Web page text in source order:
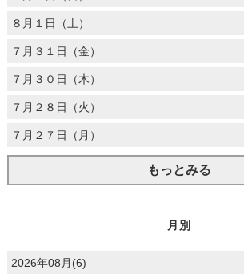
８月１日（土）
７月３１日（金）
７月３０日（木）
７月２８日（火）
７月２７日（月）
もっとみる
月別
2026年08月(6)